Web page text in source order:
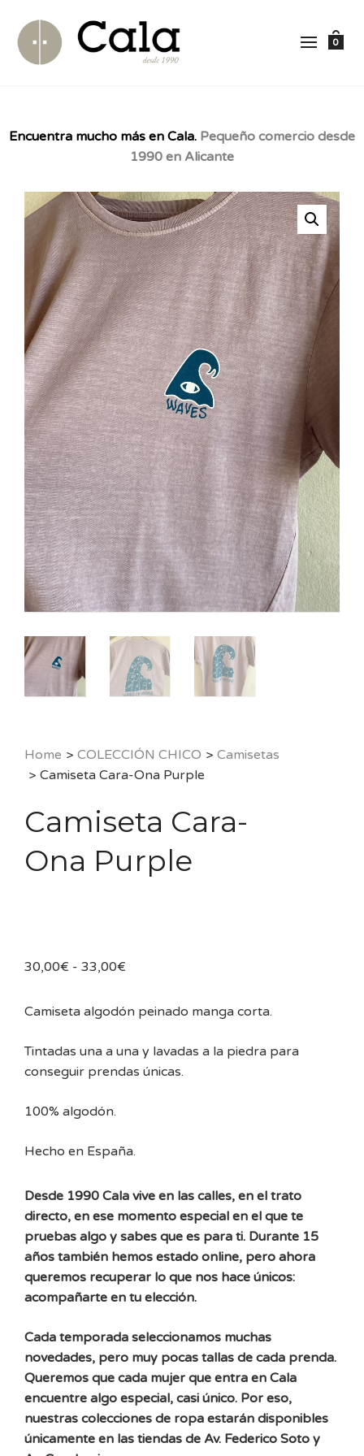
0
Encuentra mucho más en Cala. Pequeño comercio desde
1990 en Alicante
Home > COLECCIÓN CHICO > Camisetas
> Camiseta Cara-Ona Purple
Camiseta Cara-
Ona Purple
30,00€ - 33,00€
precios:
30,00€
hasta
Camiseta algodón peinado manga corta.
Tintadas una a una y lavadas a la piedra para
conseguir prendas únicas.
100% algodón.
Hecho en España.
Desde 1990 Cala vive en las calles, en el trato
directo, en ese momento especial en el que te
pruebas algo y sabes que es para ti. Durante 15
años también hemos estado online, pero ahora
queremos recuperar lo que nos hace únicos:
acompañarte en tu elección.
Cada temporada seleccionamos muchas
novedades, pero muy pocas tallas de cada prenda.
Queremos que cada mujer que entra en Cala
encuentre algo especial, casi único. Por eso,
nuestras colecciones de ropa estarán disponibles
únicamente en las tiendas de Av. Federico Soto y